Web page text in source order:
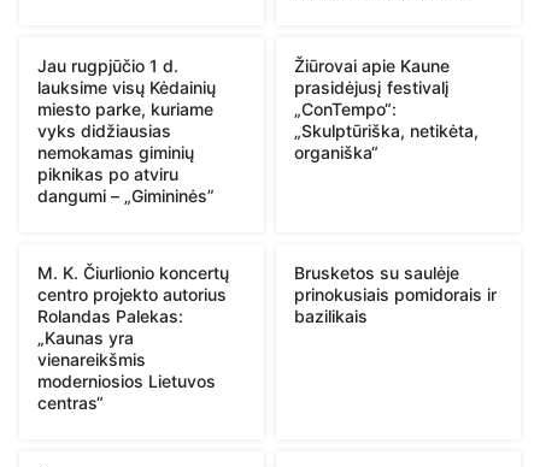
Jau rugpjūčio 1 d.
lauksime visų Kėdainių
miesto parke, kuriame
vyks didžiausias
nemokamas giminių
piknikas po atviru
dangumi – „Gimininės”
Žiūrovai apie Kaune
prasidėjusį festivalį
„ConTempo“:
„Skulptūriška, netikėta,
organiška“
M. K. Čiurlionio koncertų
centro projekto autorius
Rolandas Palekas:
„Kaunas yra
vienareikšmis
moderniosios Lietuvos
centras“
Brusketos su saulėje
prinokusiais pomidorais ir
bazilikais